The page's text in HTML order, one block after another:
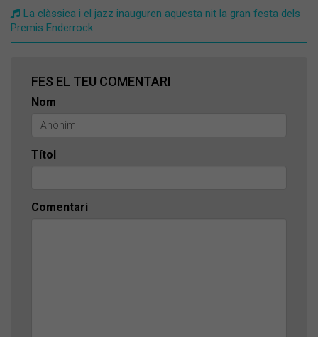
La clàssica i el jazz inauguren aquesta nit la gran festa dels
Premis Enderrock
FES EL TEU COMENTARI
Nom
Títol
Comentari